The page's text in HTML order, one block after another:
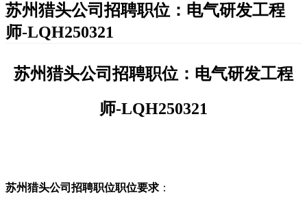
苏州猎头公司招聘职位：电气研发工程
师-LQH250321
苏州猎头公司招聘职位： 电气研发工程
师-LQH250321
苏州猎头公司招聘职位职位要求 ：